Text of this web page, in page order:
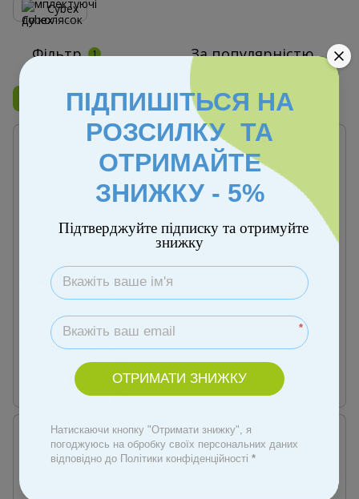
Cybex
Фільтр 1 За популярністю
Chicco
Коляска Chicco Glee Stroller,
кол.75
Купити
Коляска Chicco Trolleyme
ПІДПИШІТЬСЯ НА
РОЗСИЛКУ ТА
ОТРИМАЙТЕ
ЗНИЖКУ - 5%
Підтверджуйте підписку та отримуйте
знижку
*
ОТРИМАТИ ЗНИЖКУ
Натискаючи кнопку "Отримати знижку", я
погоджуюсь на обробку своїх персональних даних
відповідно до Політики конфіденційності *